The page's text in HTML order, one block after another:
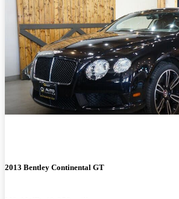
2013 Bentley Continental GT